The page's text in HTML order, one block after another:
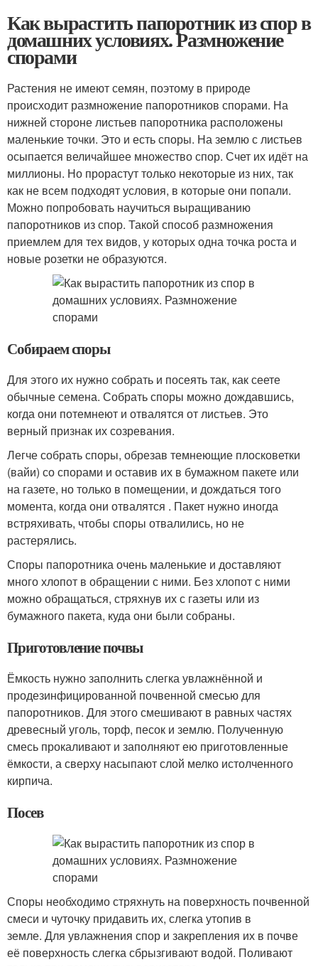
Как вырастить папоротник из спор в
домашних условиях. Размножение
спорами
Растения не имеют семян, поэтому в природе
происходит размножение папоротников спорами. На
нижней стороне листьев папоротника расположены
маленькие точки. Это и есть споры. На землю с листьев
осыпается величайшее множество спор. Счет их идёт на
миллионы. Но прорастут только некоторые из них, так
как не всем подходят условия, в которые они попали.
Можно попробовать научиться выращиванию
папоротников из спор. Такой способ размножения
приемлем для тех видов, у которых одна точка роста и
новые розетки не образуются.
Собираем споры
Для этого их нужно собрать и посеять так, как сеете
обычные семена. Собрать споры можно дождавшись,
когда они потемнеют и отвалятся от листьев. Это
верный признак их созревания.
Легче собрать споры, обрезав темнеющие плосковетки
(вайи) со спорами и оставив их в бумажном пакете или
на газете, но только в помещении, и дождаться того
момента, когда они отвалятся . Пакет нужно иногда
встряхивать, чтобы споры отвалились, но не
растерялись.
Споры папоротника очень маленькие и доставляют
много хлопот в обращении с ними. Без хлопот с ними
можно обращаться, стряхнув их с газеты или из
бумажного пакета, куда они были собраны.
Приготовление почвы
Ёмкость нужно заполнить слегка увлажнённой и
продезинфицированной почвенной смесью для
папоротников. Для этого смешивают в равных частях
древесный уголь, торф, песок и землю. Полученную
смесь прокаливают и заполняют ею приготовленные
ёмкости, а сверху насыпают слой мелко истолченного
кирпича.
Посев
Споры необходимо стряхнуть на поверхность почвенной
смеси и чуточку придавить их, слегка утопив в
земле. Для увлажнения спор и закрепления их в почве
её поверхность слегка сбрызгивают водой. Поливают